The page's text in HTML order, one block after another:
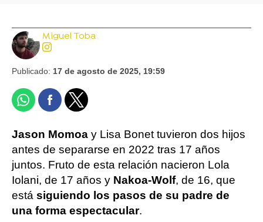
Miguel Toba
Publicado: 17 de agosto de 2025, 19:59
Jason Momoa y Lisa Bonet tuvieron dos hijos
antes de separarse en 2022 tras 17 años
juntos. Fruto de esta relación nacieron Lola
Iolani, de 17 años y Nakoa-Wolf, de 16, que
está siguiendo los pasos de su padre de
una forma espectacular.